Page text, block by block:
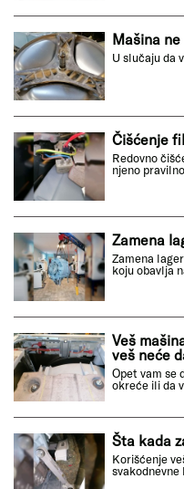
Mašina
U slučaju da
Čišćenje
Redovno
njeno
Zamena
Zamena
koju obavlja
Veš
veš neće
Opet vam se
okreće ili da
Šta kada
Korišćenje
svakodnevne